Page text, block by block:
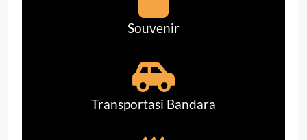
Souvenir
Transportasi Bandara